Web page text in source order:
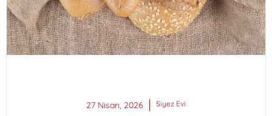
27 Nisan, 2026 Siyez Evi